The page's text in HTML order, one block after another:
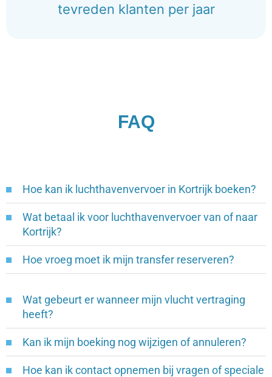
tevreden klanten per jaar
FAQ
Hoe kan ik luchthavenvervoer in Kortrijk boeken?
Wat betaal ik voor luchthavenvervoer van of naar
Kortrijk?
Hoe vroeg moet ik mijn transfer reserveren?
Wat gebeurt er wanneer mijn vlucht vertraging
heeft?
Kan ik mijn boeking nog wijzigen of annuleren?
Hoe kan ik contact opnemen bij vragen of speciale